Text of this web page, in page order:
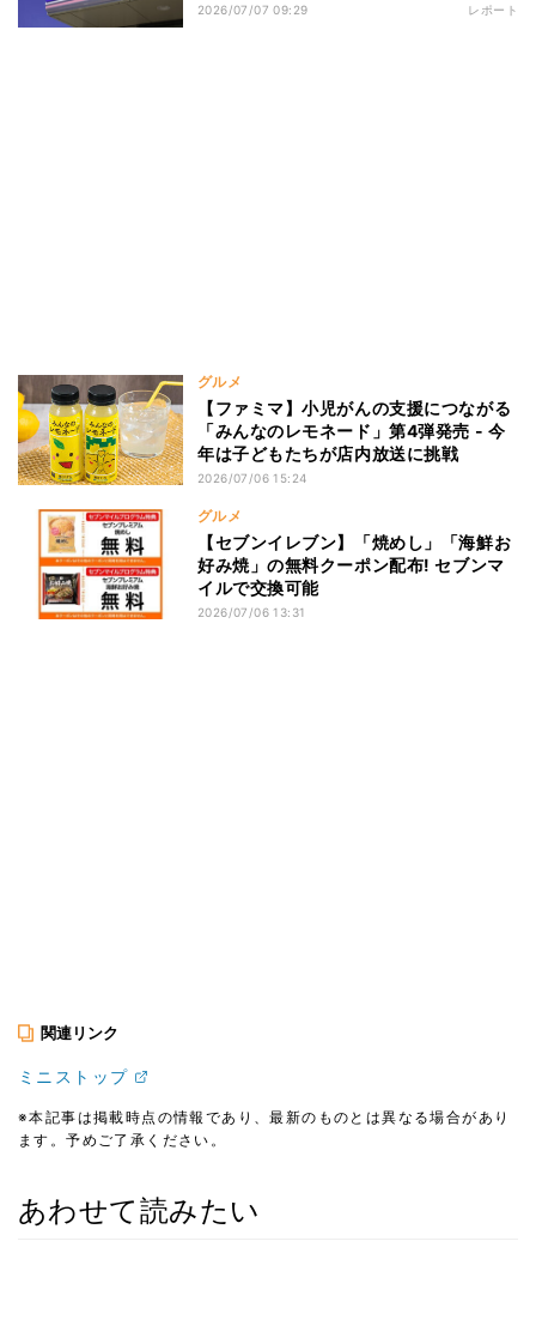
2026/07/07 09:29 レポート
グルメ
【ファミマ】小児がんの支援につながる
「みんなのレモネード」第4弾発売 - 今
年は子どもたちが店内放送に挑戦
2026/07/06 15:24
グルメ
【セブンイレブン】「焼めし」「海鮮お
好み焼」の無料クーポン配布! セブンマ
イルで交換可能
2026/07/06 13:31
関連リンク
ミニストップ
※本記事は掲載時点の情報であり、最新のものとは異なる場合があり
ます。予めご了承ください。
あわせて読みたい